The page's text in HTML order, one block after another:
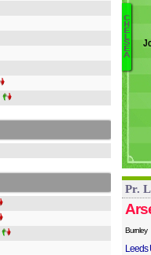
C
H
E
L
S
E
A
Pr.
Burnley
Leeds